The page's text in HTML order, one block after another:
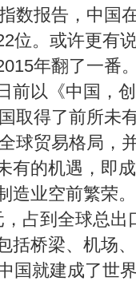
数报告，中国
位。或许更有
年翻了一番
以《中国，
取得了前所未
球贸易格局，
有的机遇，即
造业空前繁荣
占到全球总
括桥梁、机场
国就建成了世